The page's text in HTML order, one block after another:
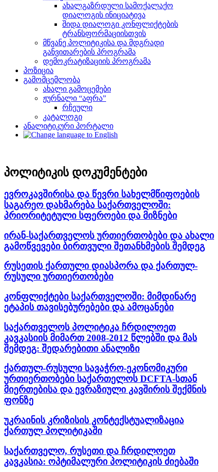
ახალგაზრდული სამოქალაქო
დიალოგის ინიციატივა
შიდა დიალოგი კონფლიქტების
ტრანსფორმაციისთვის
მწვანე პოლიტიკისა და მდგრადი
განვითარების პროგრამა
დემოკრატიზაციის პროგრამა
პოზიცია
გამომცემლობა
ახალი გამოცემები
ჟურნალი “აფრა”
რჩეული
კატალოგი
ანალიტიკური პორტალი
პოლიტიკის დოკუმენტები
ევროკავშირისა და წევრი სახელმწიფოების
საგარეო დახმარება საქართველოში:
პრიორიტეტული სფეროები და მიზნები
ირან-საქართველოს ურთიერთობები და ახალი
გამოწვევები ბირთვული შეთანხმების შემდეგ
რუსეთის ქართული დიასპორა და ქართულ-
რუსული ურთიერთობები
კონფლიქტები საქართველოში: მიმდინარე
ეტაპის თავისებურებები და ამოცანები
საქართველოს პოლიტიკა ჩრდილოეთ
კავკასიის მიმართ 2008-2012 წლებში და მას
შემდეგ: შედარებითი ანალიზი
ქართულ-რუსული სავაჭრო-ეკონომიკური
ურთიერთობები საქართელოს DCFTA-სთან
მიერთებისა და ევრაზიული კავშირის შექმნის
ფონზე
უკრაინის კრიზისის კონტექსტუალიზაცია
ქართულ პოლიტიკაში
საქართველო, რუსეთი და ჩრდილოეთ
კავკასია: ოპტიმალური პოლიტიკის ძიებაში